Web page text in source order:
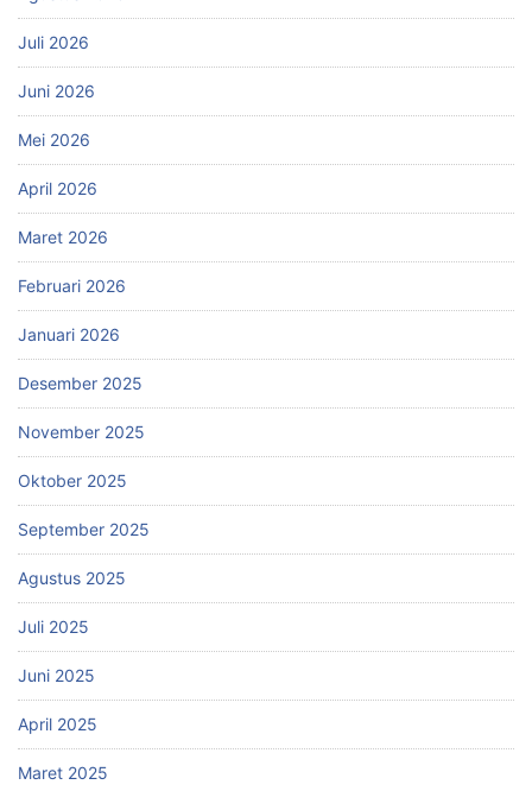
Juli 2026
Juni 2026
Mei 2026
April 2026
Maret 2026
Februari 2026
Januari 2026
Desember 2025
November 2025
Oktober 2025
September 2025
Agustus 2025
Juli 2025
Juni 2025
April 2025
Maret 2025